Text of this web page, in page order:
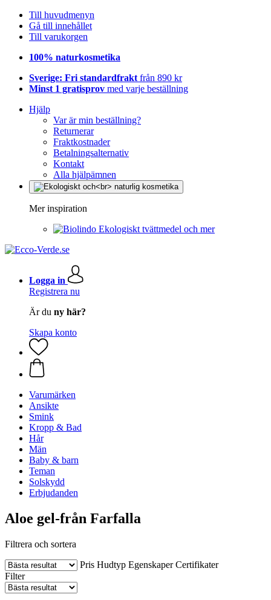
Till huvudmenyn
Gå till innehållet
Till varukorgen
100% naturkosmetika
Sverige: Fri standardfrakt från 890 kr
Minst 1 gratisprov med varje beställning
Hjälp
Var är min beställning?
Returnerar
Fraktkostnader
Betalningsalternativ
Kontakt
Alla hjälpämnen
Mer inspiration
Ekologiskt tvättmedel och mer
Logga in
Registrera nu
Är du ny här?
Skapa konto
Varumärken
Ansikte
Smink
Kropp & Bad
Hår
Män
Baby & barn
Teman
Solskydd
Erbjudanden
Aloe gel-från Farfalla
Filtrera och sortera
Pris Hudtyp Egenskaper Certifikater
Filter